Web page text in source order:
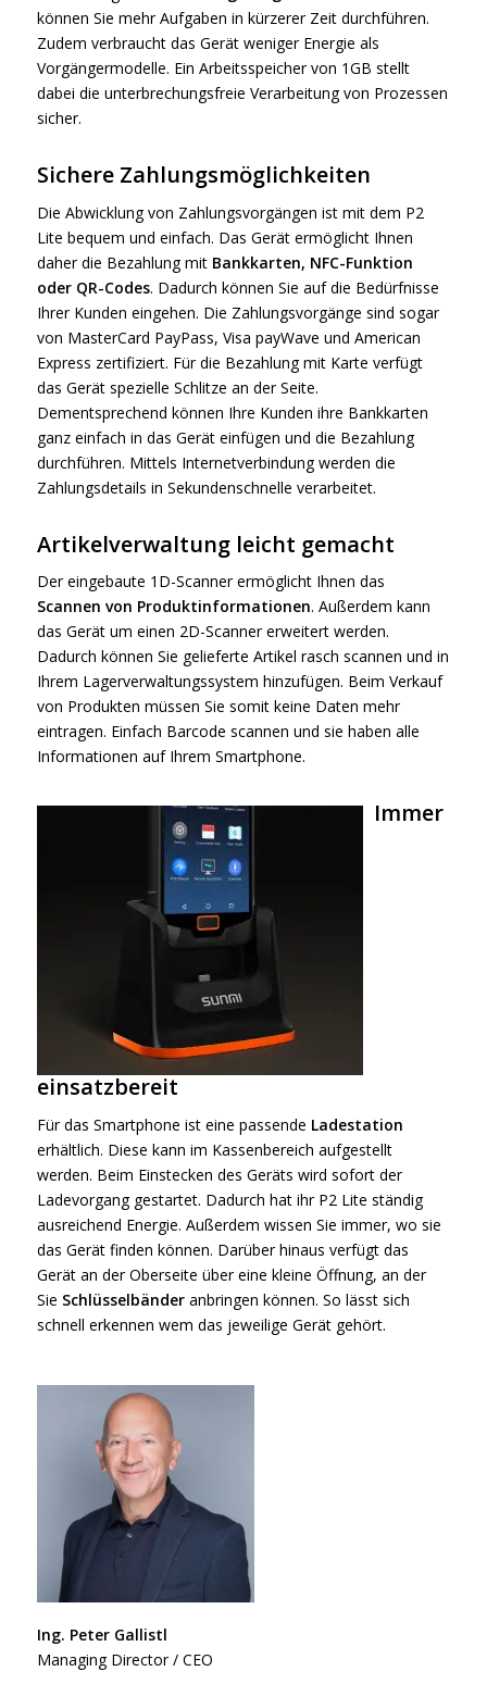
können Sie mehr Aufgaben in kürzerer Zeit durchführen.
Zudem verbraucht das Gerät weniger Energie als
Vorgängermodelle. Ein Arbeitsspeicher von 1GB stellt
dabei die unterbrechungsfreie Verarbeitung von Prozessen
sicher.
Sichere Zahlungsmöglichkeiten
Die Abwicklung von Zahlungsvorgängen ist mit dem P2
Lite bequem und einfach. Das Gerät ermöglicht Ihnen
daher die Bezahlung mit Bankkarten, NFC-Funktion
oder QR-Codes. Dadurch können Sie auf die Bedürfnisse
Ihrer Kunden eingehen. Die Zahlungsvorgänge sind sogar
von MasterCard PayPass, Visa payWave und American
Express zertifiziert. Für die Bezahlung mit Karte verfügt
das Gerät spezielle Schlitze an der Seite.
Dementsprechend können Ihre Kunden ihre Bankkarten
ganz einfach in das Gerät einfügen und die Bezahlung
durchführen. Mittels Internetverbindung werden die
Zahlungsdetails in Sekundenschnelle verarbeitet.
Artikelverwaltung leicht gemacht
Der eingebaute 1D-Scanner ermöglicht Ihnen das
Scannen von Produktinformationen. Außerdem kann
das Gerät um einen 2D-Scanner erweitert werden.
Dadurch können Sie gelieferte Artikel rasch scannen und in
Ihrem Lagerverwaltungssystem hinzufügen. Beim Verkauf
von Produkten müssen Sie somit keine Daten mehr
eintragen. Einfach Barcode scannen und sie haben alle
Informationen auf Ihrem Smartphone.
Immer
einsatzbereit
Für das Smartphone ist eine passende Ladestation
erhältlich. Diese kann im Kassenbereich aufgestellt
werden. Beim Einstecken des Geräts wird sofort der
Ladevorgang gestartet. Dadurch hat ihr P2 Lite ständig
ausreichend Energie. Außerdem wissen Sie immer, wo sie
das Gerät finden können. Darüber hinaus verfügt das
Gerät an der Oberseite über eine kleine Öffnung, an der
Sie Schlüsselbänderanbringen können. So lässt sich
schnell erkennen wem das jeweilige Gerät gehört.
Ing. Peter Gallistl
Managing Director / CEO